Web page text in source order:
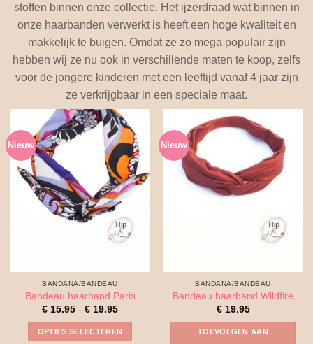
stoffen binnen onze collectie. Het ijzerdraad wat binnen in
onze haarbanden verwerkt is heeft een hoge kwaliteit en
makkelijk te buigen. Omdat ze zo mega populair zijn
hebben wij ze nu ook in verschillende maten te koop, zelfs
voor de jongere kinderen met een leeftijd vanaf 4 jaar zijn
ze verkrijgbaar in een speciale maat.
Nieuw
BANDANA/BANDEAU
Bandeau haarband Paris
€ 15.95 - € 19.95Prijsklasse:
tot
€ 19.95
OPTIES SELECTEREN
Nieuw
BANDANA/BANDEAU
Bandeau haarband Wildfire
€19.95
TOEVOEGEN AAN